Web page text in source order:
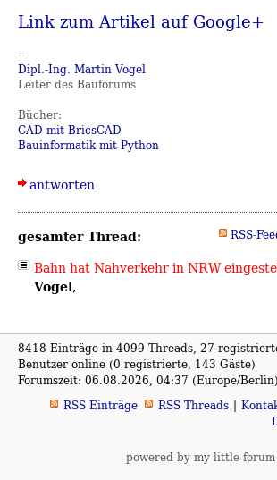
Link zum Artikel auf Google+
--
Dipl.-Ing. Martin Vogel
Leiter des Bauforums
Bücher:
CAD mit BricsCAD
Bauinformatik mit Python
antworten
gesamter Thread: RSS-
Bahn hat Nahverkehr in NRW
Vogel,
8418 Einträge in 4099 Threads, 27
Benutzer online (0 registrierte, 143 Gäste)
Forumszeit: 06.08.2026, 04:37 (Europe/Berlin)
RSS Einträge
RSS Threads
powered by my little forum